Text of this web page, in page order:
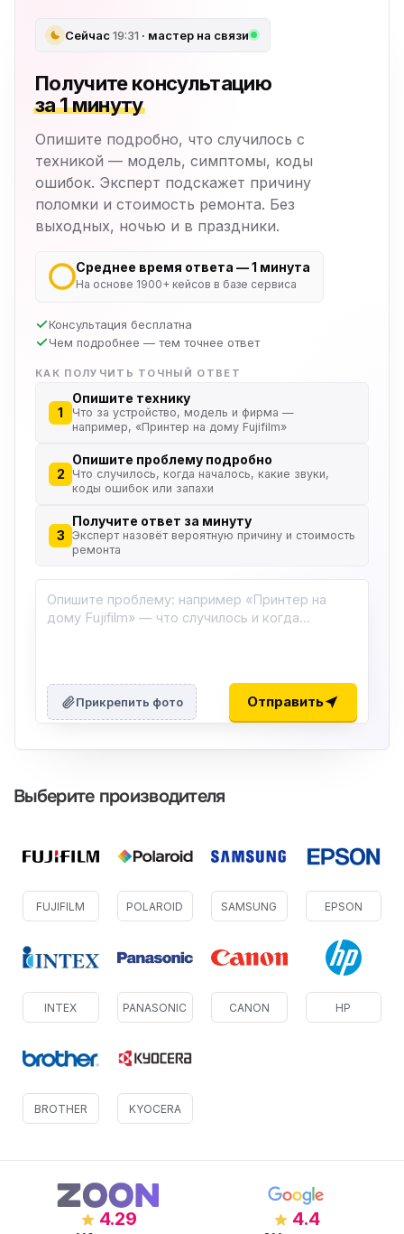
Сейчас19:31 · мастер на связи
Получите консультацию
за 1 минуту
Опишите подробно, что случилось с
техникой — модель, симптомы, коды
ошибок. Эксперт подскажет причину
поломки и стоимость ремонта. Без
выходных, ночью и в праздники.
Среднее время ответа — 1 минута
На основе 1900+ кейсов в базе сервиса
Консультация бесплатна
Чем подробнее — тем точнее ответ
КАК ПОЛУЧИТЬ ТОЧНЫЙ ОТВЕТ
1
Опишите технику
Что за устройство, модель и фирма —
например, «Принтер на дому Fujifilm»
2
Опишите проблему подробно
Что случилось, когда началось, какие звуки,
коды ошибок или запахи
3
Получите ответ за минуту
Эксперт назовёт вероятную причину и стоимость
ремонта
Прикрепить фото Отправить
Выберите производителя
FUJIFILM POLAROID SAMSUNG EPSON
INTEX PANASONIC CANON HP
BROTHER KYOCERA
4.29 4.4